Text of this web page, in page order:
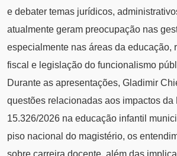
e debater temas jurídicos,
atualmente geram preocupação nas
especialmente nas áreas da educação,
fiscal e legislação do funcionalismo
Durante as apresentações, Gladimir
questões relacionadas aos impactos da
15.326/2026 na educação infantil
piso nacional do magistério, os